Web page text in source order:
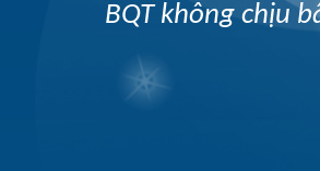
BQT không chịu